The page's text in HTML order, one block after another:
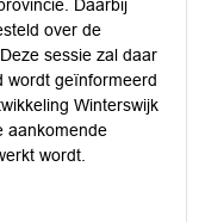
Daarbij
over de
sessie zal daar
wordt geïnformeerd
Winterswijk
aankomende
wordt.